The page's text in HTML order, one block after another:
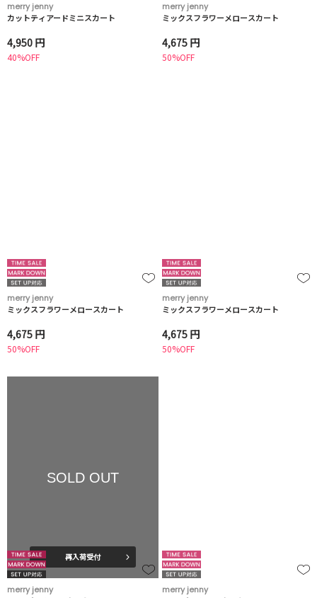
merry jenny
カットティアードミニスカート
4,950 円
40%OFF
merry jenny
ミックスフラワーメロースカート
4,675 円
50%OFF
merry jenny
ミックスフラワーメロースカート
4,675 円
50%OFF
merry jenny
ミックスフラワーメロースカート
4,675 円
50%OFF
SOLD OUT
再入荷受付
merry jenny
merry jenny